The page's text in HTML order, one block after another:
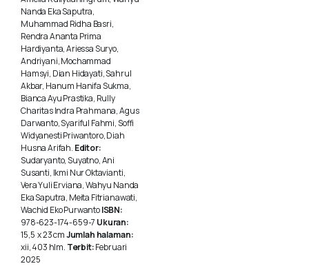
Nanda Eka Saputra,
Muhammad Ridha Basri,
Rendra Ananta Prima
Hardiyanta, Ariessa Suryo,
Andriyani, Mochammad
Hamsyi, Dian Hidayati, Sahrul
Akbar, Hanum Hanifa Sukma,
Bianca Ayu Prastika, Rully
Charitas Indra Prahmana, Agus
Darwanto, Syariful Fahmi, Soffi
Widyanesti Priwantoro, Diah
Husna Arifah. Editor:
Sudaryanto, Suyatno, Ani
Susanti, Ikmi Nur Oktavianti,
Vera Yuli Erviana, Wahyu Nanda
Eka Saputra, Meita Fitrianawati,
Wachid Eko PurwantoISBN:
978-623-174-659-7 Ukuran:
15,5 x 23 cmJumlah halaman:
xii, 403 hlm. Terbit:Februari
2025